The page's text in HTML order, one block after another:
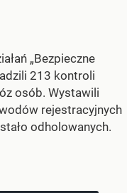
„Bezpieczne
213 kontroli
osób. Wystawili
rejestracyjnych
odholowanych.